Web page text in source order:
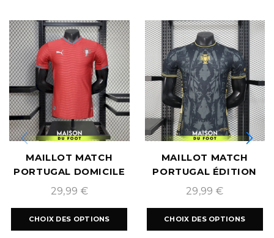
MAILLOT MATCH
PORTUGAL DOMICILE
COUPE DU MONDE
29,99 €
CHOIX DES OPTIONS
MAILLOT MATCH
PORTUGAL ÉDITION
SPÉCIALE X EL BICHO
29,99 €
CHOIX DES OPTIONS